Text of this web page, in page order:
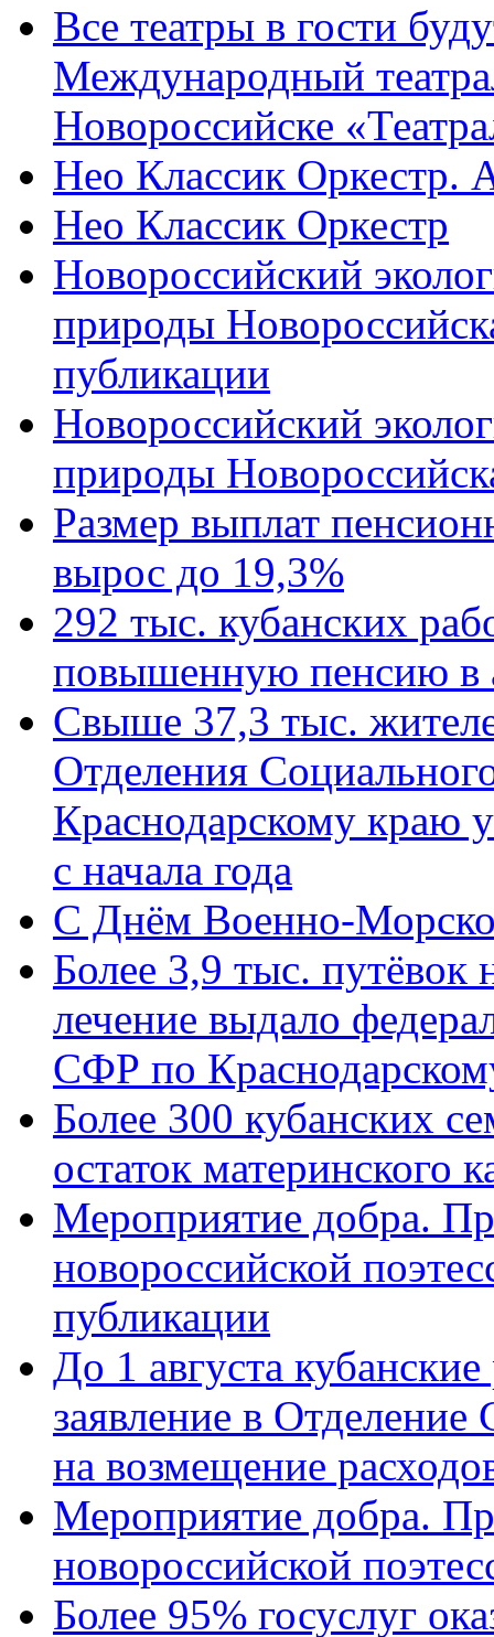
Все театры в гости
Международный
Новороссийске
Нео Классик Оркестр.
Нео Классик Оркестр
Новороссийский
природы
публикации
Новороссийский
природы
Размер выплат
вырос до 19,3%
292 тыс. кубанских
повышенную пенсию в
Свыше 37,3 тыс.
Отделения
Краснодарскому краю
с начала года
C Днём Военно-
Более 3,9 тыс. путёвок
лечение выдало
СФР по
Более 300 кубанских
остаток материнского
Мероприятие добра.
новороссийской
публикации
До 1 августа
заявление в
на возмещение
Мероприятие добра.
новороссийской
Более 95% госуслуг